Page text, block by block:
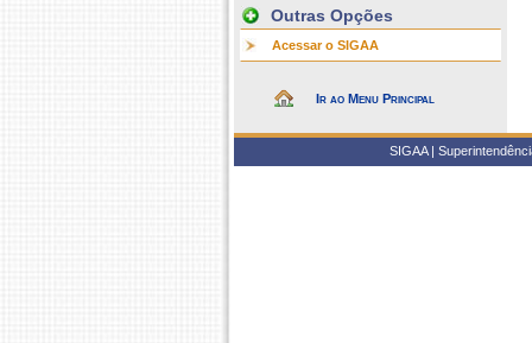
Outras Opções
Acessar o SIGAA
Ir ao Menu Principal
SIGAA |